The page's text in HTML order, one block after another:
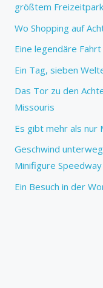
größtem Freizeitpark
Wo Shopping auf
Eine legendäre Fahrt
Ein Tag, sieben
Das Tor zu den
Missouris
Es gibt mehr als nur
Geschwind
Minifigure Speedway
Ein Besuch in der